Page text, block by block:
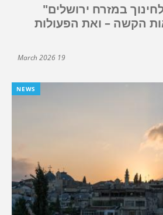
במזרח ירושלים"
הקשה – ואת הפעולות
19 March 2026
NEWS